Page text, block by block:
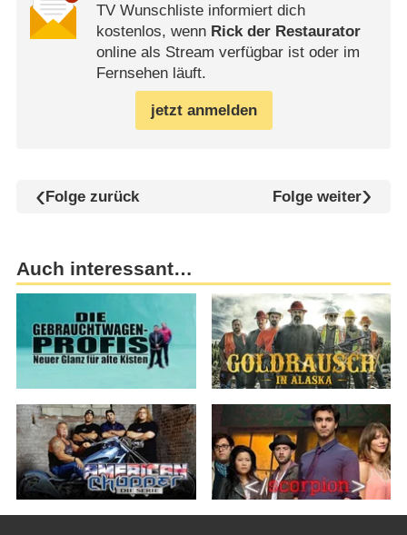
TV Wunschliste informiert dich
kostenlos, wenn Rick der Restaurator
online als Stream verfügbar ist oder im
Fernsehen läuft.
jetzt anmelden
Folge zurück Folge weiter
Auch interessant…